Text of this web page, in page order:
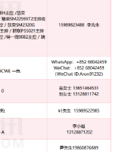
三星316颗粒，非诚